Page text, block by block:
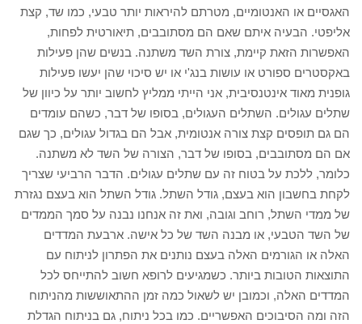
האגסיים או האנטומיים, מטרתם להיראות יותר טבעי, כמו שד, קצת
אליפטי. הבעיה איתם שאם הם מסתובבים, תיאורטית לפחות,
האפשרות הזאת קיימת, צורת השד משתנה. בנשים שהן פעילות
באקסטרים ספורט או עושות בנג'י או יש סיכוי שהן יעשו פעילות
גופנית מאוד אינטנסיבית, אני הייתי ממליץ לחשוב יותר על כיוון של
שתלים עגולים. השתלים העגולים, בסופו של דבר, כשהם עומדים
הם גם תופסים קצת צורה אנטומית, אבל הם בגדול עגולים, כך שגם
אם הם מסתובבים, בסופו של דבר, הצורה של השד לא משתנה.
כלומר, ללכת על בטוח זה עם שתלים עגולים. הדבר הרביעי שצריך
לקחת בחשבון הוא בעצם, גודל השתל. גודל השתל הוא בעצם נגזרת
של ממדי השתל, רוחב וגובה, ואת זה אנחנו נבנה על סמך הממדים
של השד הטבעי, או מבנה השד של כל אישה. ארבעת המדדים
האלה או הגורמים האלה בעצם נותנים את הפתרון לניתוח עם
התוצאות הטובות ביותר. כשמגיעים לרופא חשוב להתייחס לכל
המדדים האלה, וכמובן יש לשאול כמה זמן ההתאוששות מהניתוח
הזה ומה הסיבוכים האפשריים. כמו בכל ניתוח, גם בניתוח הגדלת